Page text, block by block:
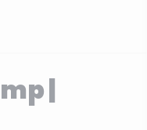
|